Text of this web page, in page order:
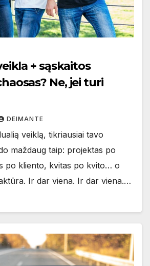
+ sąskaitos
Ne, jei turi
DEIMANTE
veiklą, tikriausiai tavo
maždaug taip: projektas po
po kliento, kvitas po kvito… o
Ir dar viena. Ir dar viena.…